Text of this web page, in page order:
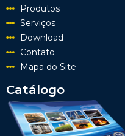
Produtos
Serviços
Download
Contato
Mapa do Site
Catálogo